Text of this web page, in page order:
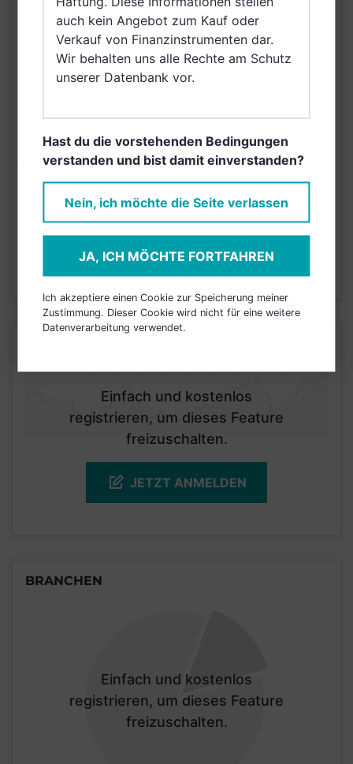
Schweden, Irland,
Belgien, Netherlands
(Kingdom of the),
Slowenien, Puerto Rico
KOSTEN
2,00%
Risikoeinstufung laut Anbieter (KID)
1 2 3 4 5 6 7
Stand 31.12.2024
Einfach und kostenlos
registrieren, um dieses Feature
freizuschalten.
JETZT ANMELDEN
BRANCHEN
Einfach und kostenlos
registrieren, um dieses Feature
freizuschalten.
auch kein Angebot zum Kauf oder
Verkauf von Finanzinstrumenten dar.
Wir behalten uns alle Rechte am Schutz
unserer Datenbank vor.
Hast du die vorstehenden Bedingungen
verstanden und bist damit einverstanden?
Nein, ich möchte die Seite verlassen
JA, ICH MÖCHTE FORTFAHREN
Ich akzeptiere einen Cookie zur Speicherung meiner
Zustimmung. Dieser Cookie wird nicht für eine weitere
Datenverarbeitung verwendet.